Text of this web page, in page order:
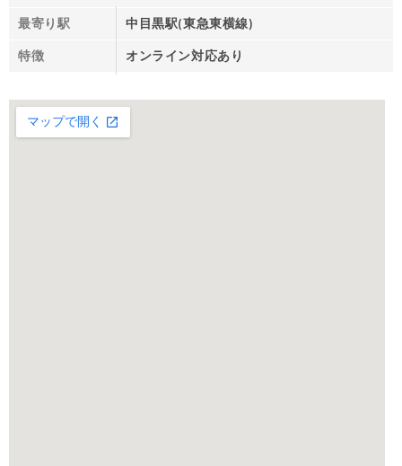
最寄り駅
中目黒駅(東急東横線)
特徴
オンライン対応あり